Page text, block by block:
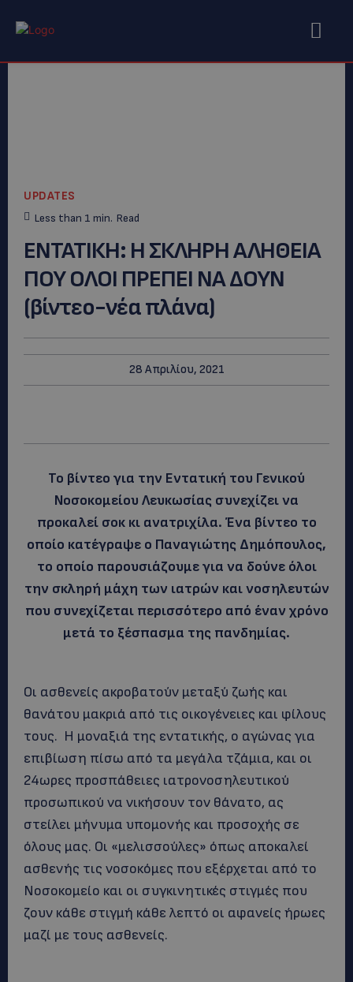
UPDATES
Less than 1 min. Read
ΕΝΤΑΤΙΚΗ: H ΣΚΛΗΡΗ ΑΛΗΘΕΙΑ
ΠΟΥ ΟΛΟΙ ΠΡΕΠΕΙ ΝΑ ΔΟΥΝ
(βίντεο-νέα πλάνα)
28 Απριλίου, 2021
Το βίντεο για την Εντατική του Γενικού
Νοσοκομείου Λευκωσίας συνεχίζει να
προκαλεί σοκ κι ανατριχίλα. Ένα βίντεο το
οποίο κατέγραψε ο Παναγιώτης Δημόπουλος,
το οποίο παρουσιάζουμε για να δούνε όλοι
την σκληρή μάχη των ιατρών και νοσηλευτών
που συνεχίζεται περισσότερο από έναν χρόνο
μετά το ξέσπασμα της πανδημίας.
Οι ασθενείς ακροβατούν μεταξύ ζωής και
θανάτου μακριά από τις οικογένειες και φίλους
τους. Η μοναξιά της εντατικής, ο αγώνας για
επιβίωση πίσω από τα μεγάλα τζάμια, και οι
24ωρες προσπάθειες ιατρονοσηλευτικού
προσωπικού να νικήσουν τον θάνατο, ας
στείλει μήνυμα υπομονής και προσοχής σε
όλους μας. Οι «μελισσούλες» όπως αποκαλεί
ασθενής τις νοσοκόμες που εξέρχεται από το
Νοσοκομείο και οι συγκινητικές στιγμές που
ζουν κάθε στιγμή κάθε λεπτό οι αφανείς ήρωες
μαζί με τους ασθενείς.